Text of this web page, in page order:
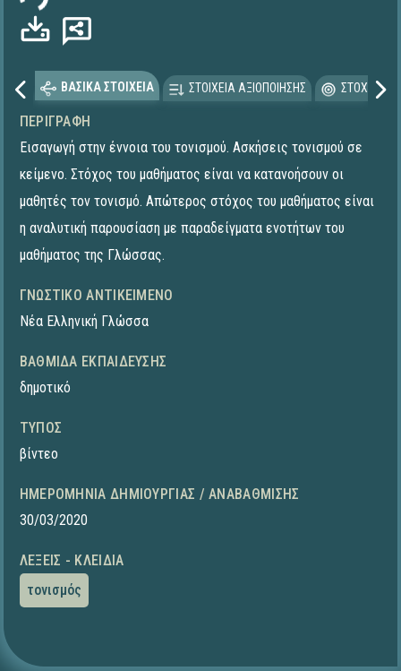
ΒΑΣΙΚΑ ΣΤΟΙΧΕΙΑ ΣΤΟΙΧΕΙΑ ΑΞΙΟΠΟΙΗΣΗΣ
ΠΕΡΙΓΡΑΦΉ
Εισαγωγή στην έννοια του τονισμού. Ασκήσεις τονισμού σε
κείμενο. Στόχος του μαθήματος είναι να κατανοήσουν οι
μαθητές τον τονισμό. Απώτερος στόχος του μαθήματος είναι
η αναλυτική παρουσίαση με παραδείγματα ενοτήτων του
μαθήματος της Γλώσσας.
ΓΝΩΣΤΙΚΌ ΑΝΤΙΚΕΊΜΕΝΟ
Νέα Ελληνική Γλώσσα
ΒΑΘΜΊΔΑ ΕΚΠΑΊΔΕΥΣΗΣ
δημοτικό
ΤΎΠΟΣ
βίντεο
ΗΜΕΡΟΜΗΝΊΑ ΔΗΜΙΟΥΡΓΊΑΣ / ΑΝΑΒΆΘΜΙΣΗΣ
30/03/2020
ΛΈΞΕΙΣ - ΚΛΕΙΔΙΆ
τονισμός